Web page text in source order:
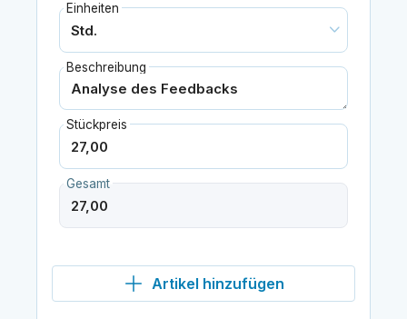
Einheiten
Beschreibung
Stückpreis
Gesamt
Artikel hinzufügen